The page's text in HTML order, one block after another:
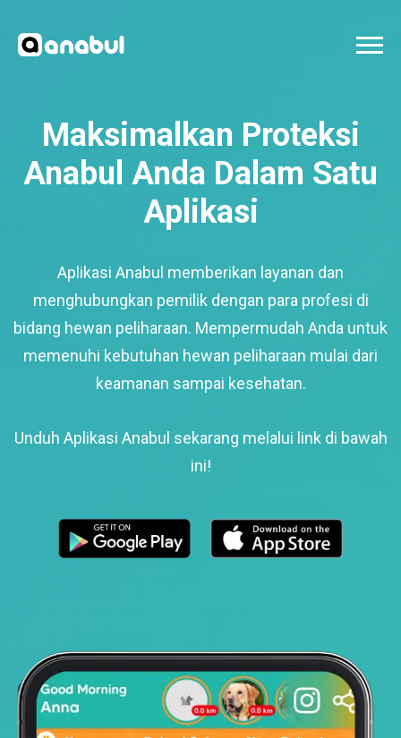
Maksimalkan Proteksi
Anabul Anda Dalam Satu
Aplikasi
Aplikasi Anabul memberikan layanan dan
menghubungkan pemilik dengan para profesi di
bidang hewan peliharaan. Mempermudah Anda untuk
memenuhi kebutuhan hewan peliharaan mulai dari
keamanan sampai kesehatan.
Unduh Aplikasi Anabul sekarang melalui link di bawah
ini!